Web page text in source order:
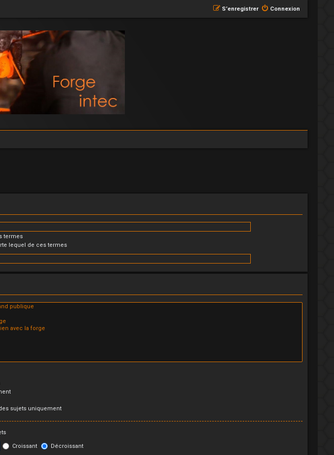
Connexion
S’enregistrer
termes
lequel de ces termes
sujets uniquement
Croissant Décroissant